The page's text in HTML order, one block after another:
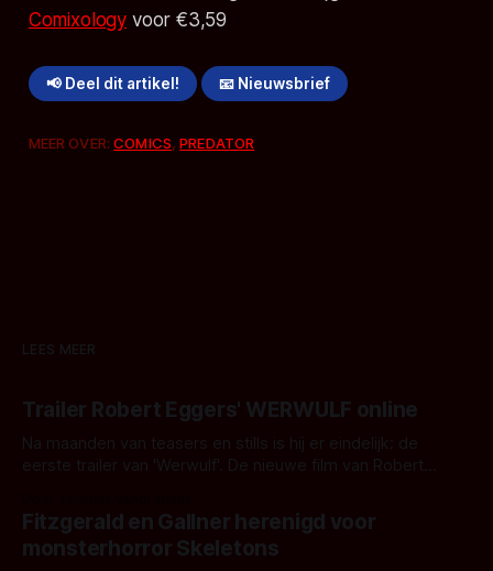
Comixology voor €3,59
📢 Deel dit artikel! 📧 Nieuwsbrief
MEER OVER:COMICS,PREDATOR
LEES MEER
Trailer Robert Eggers' WERWULF online
Na maanden van teasers en stills is hij er eindelijk: de
eerste trailer van 'Werwulf'. De nieuwe film van Robert
kille stijl vol folklore en mythe. Het topic deze keer is (kon
het het al raden?)... de weerwolf. Kijk je mee?
Fitzgerald en Gallner herenigd voor
monsterhorror Skeletons